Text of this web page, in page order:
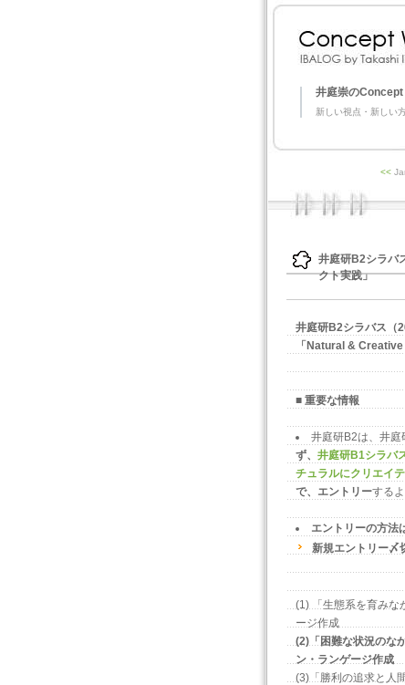
井庭崇の
新しい視点・新しい
<<
井庭研B2シラバ
クト実践」
井庭研B2シラバス（
「Natural &
■ 重要な情報
井庭研B2は、井庭
ず、 井庭研B1シラバ
チュラルにクリエイ
で、エントリーする
エントリーの方法
新規エントリー〆
(1) 「生態系を育みな
ージ作成
(2)「困難な状況のな
ン・ランゲージ作成
(3)「勝利の追求と人